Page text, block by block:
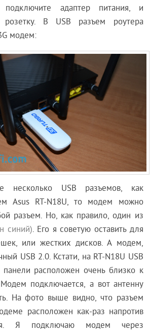
адаптер питания, и
В USB разъем роутера
модем:
несколько USB разъемов, как
Asus RT-N18U, то модем можно
разъем. Но, как правило, один из
синий). Его я советую оставить для
или жестких дисков. А модем,
USB 2.0. Кстати, на RT-N18U USB
расположен очень близко к
подключается, а вот антенну
На фото выше видно, что разъем
расположен как-раз напротив
Я подключаю модем через